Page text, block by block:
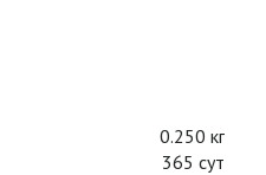
0.250 кг
365 сут